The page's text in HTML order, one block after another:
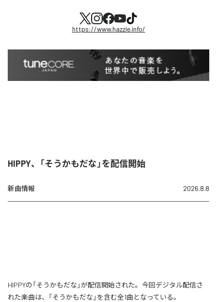
https://www.hazzie.info/
HIPPY、「そうかもだな」を配信開始
新曲情報 2026.8.8
HIPPYの「そうかもだな」が配信開始された。今回デジタル配信さ
れた楽曲は、「そうかもだな」を含む全1曲となっている。